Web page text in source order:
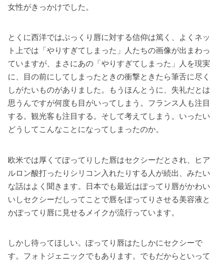
女性がきっかけでした。
とくに西洋ではぷっくり唇に対する信仰は篤く、よくネッ
ト上では「やりすぎてしまった」人たちの画像が出まわっ
ていますが、まさにあの「やりすぎてしまった」人を現実
に、目の前にしてしまったときの衝撃ときたら筆舌に尽く
しがたいものがありました。もうほんとうに、失礼だとは
思うんですが何度も目がいってしまう。フランス人も注目
する。観光客も注目する。そして考えてしまう。いったい
どうしてこんなことになってしまったのか。
欧米では厚くてぽってりした唇はセクシーだとされ、ヒア
ルロン酸打ったりシリコン入れたりする人が続出、みたい
な話はよく聞きます。日本でも最近はぽってり唇がかわい
いしセクシーだしってことで唇をぽってりさせる美容液と
かぽってり唇に見せるメイクが流行っています。
しかし待ってほしい。ぽってり唇はたしかにセクシーで
す。フォトジェニックでもあります。でもだからといって